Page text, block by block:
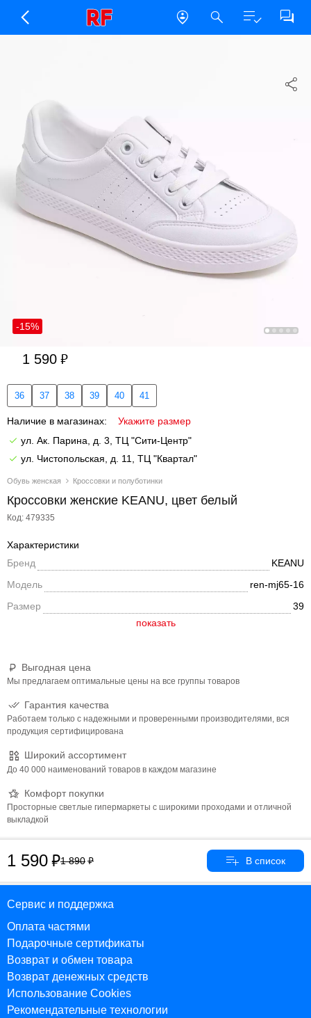
Обувь женская Кроссовки и полуботинки
Кроссовки женские KEANU, цвет белый
Код: 479335
-15%
1 590
36 37 38 39 40 41
Наличие в магазинах:
Укажите размер
ул. Ак. Парина, д. 3, ТЦ "Сити-Центр"
ул. Чистопольская, д. 11, ТЦ "Квартал"
Выгодная цена
Мы предлагаем оптимальные цены на все группы товаров
Гарантия качества
Работаем только с надежными и проверенными производителями, вся
продукция сертифицирована
Широкий ассортимент
До 40 000 наименований товаров в каждом магазине
Комфорт покупки
Просторные светлые гипермаркеты с широкими проходами и отличной
выкладкой
Характеристики
Бренд
KEANU
Модель
ren-mj65-16
Размер
39
1 590 1 890
Сервис и поддержка
Оплата частями
Подарочные сертификаты
Возврат и обмен товара
Возврат денежных средств
Использование Cookies
Рекомендательные технологии